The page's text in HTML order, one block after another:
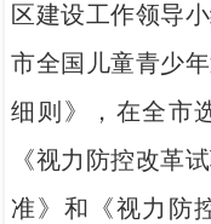
区建设工作领导
市全国儿童青少
细则》，在全市
《视力防控改革
准》和《视力防